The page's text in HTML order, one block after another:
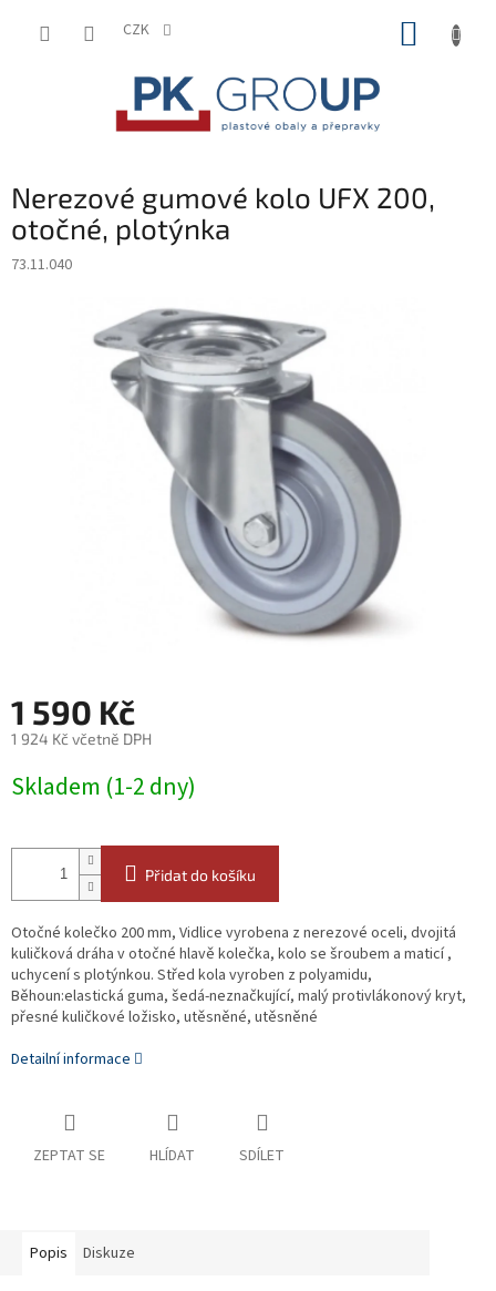
CZK
Nerezové gumové kolo UFX 200,
otočné, plotýnka
73.11.040
1 590 Kč
1 924 Kč včetně DPH
cena:
Skladem (1-2 dny)
Přidat do košíku
Otočné kolečko 200 mm, Vidlice vyrobena z nerezové oceli, dvojitá
kuličková dráha v otočné hlavě kolečka, kolo se šroubem a maticí ,
uchycení s plotýnkou. Střed kola vyroben z polyamidu,
Běhoun:elastická guma, šedá-neznačkující, malý protivlákonový kryt,
přesné kuličkové ložisko, utěsněné, utěsněné
Detailní informace
ZEPTAT SE HLÍDAT SDÍLET
Popis Diskuze